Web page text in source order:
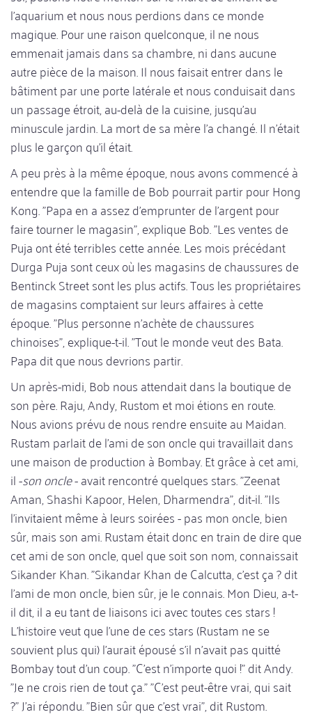
l'aquarium et nous nous perdions dans ce monde
magique. Pour une raison quelconque, il ne nous
emmenait jamais dans sa chambre, ni dans aucune
autre pièce de la maison. Il nous faisait entrer dans le
bâtiment par une porte latérale et nous conduisait dans
un passage étroit, au-delà de la cuisine, jusqu'au
minuscule jardin. La mort de sa mère l'a changé. Il n'était
plus le garçon qu'il était.
A peu près à la même époque, nous avons commencé à
entendre que la famille de Bob pourrait partir pour Hong
Kong. "Papa en a assez d'emprunter de l'argent pour
faire tourner le magasin", explique Bob. "Les ventes de
Puja ont été terribles cette année. Les mois précédant
Durga Puja sont ceux où les magasins de chaussures de
Bentinck Street sont les plus actifs. Tous les propriétaires
de magasins comptaient sur leurs affaires à cette
époque. "Plus personne n'achète de chaussures
chinoises", explique-t-il. "Tout le monde veut des Bata.
Papa dit que nous devrions partir.
Un après-midi, Bob nous attendait dans la boutique de
son père. Raju, Andy, Rustom et moi étions en route.
Nous avions prévu de nous rendre ensuite au Maidan.
Rustam parlait de l'ami de son oncle qui travaillait dans
une maison de production à Bombay. Et grâce à cet ami,
il -son oncle- avait rencontré quelques stars. "Zeenat
Aman, Shashi Kapoor, Helen, Dharmendra", dit-il. "Ils
l'invitaient même à leurs soirées - pas mon oncle, bien
sûr, mais son ami. Rustam était donc en train de dire que
cet ami de son oncle, quel que soit son nom, connaissait
Sikander Khan. "Sikandar Khan de Calcutta, c'est ça ? dit
l'ami de mon oncle, bien sûr, je le connais. Mon Dieu, a-t-
il dit, il a eu tant de liaisons ici avec toutes ces stars !
L'histoire veut que l'une de ces stars (Rustam ne se
souvient plus qui) l'aurait épousé s'il n'avait pas quitté
Bombay tout d'un coup. "C'est n'importe quoi !" dit Andy.
"Je ne crois rien de tout ça." "C'est peut-être vrai, qui sait
?" J'ai répondu. "Bien sûr que c'est vrai", dit Rustom.